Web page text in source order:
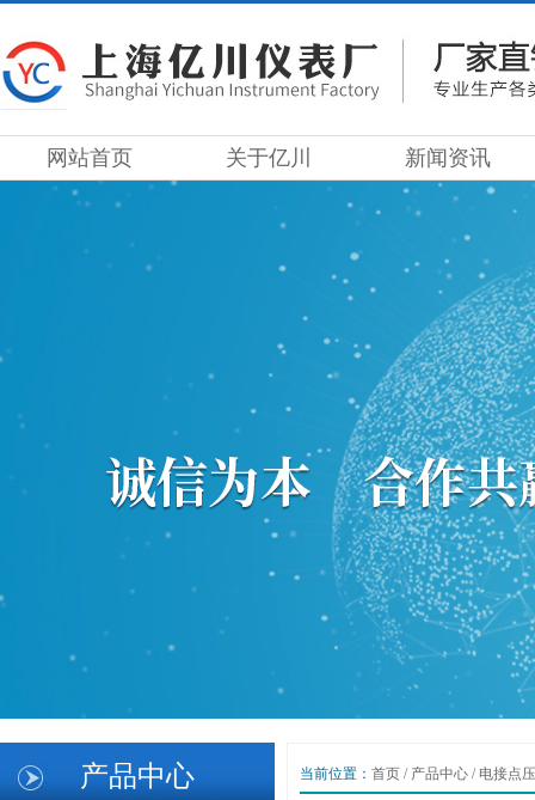
网站首页 关于亿川 新闻资讯
产品中心 当前位置： 首页 / 产品中心 / 电接点